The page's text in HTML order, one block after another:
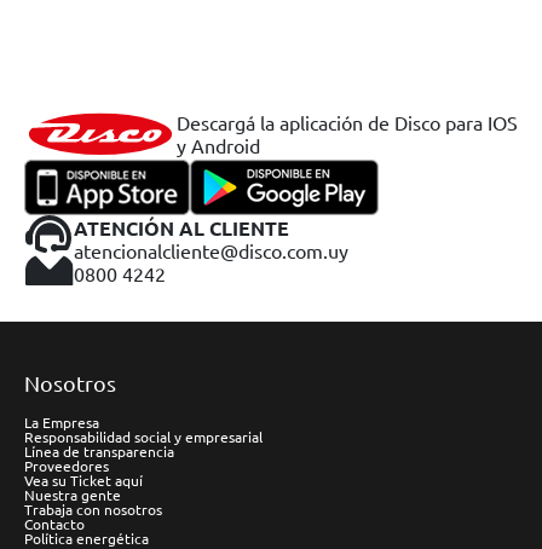
Descargá la aplicación de Disco para IOS
y Android
ATENCIÓN AL CLIENTE
atencionalcliente@disco.com.uy
0800 4242
Nosotros
La Empresa
Responsabilidad social y empresarial
Línea de transparencia
Proveedores
Vea su Ticket aquí
Nuestra gente
Trabaja con nosotros
Contacto
Política energética